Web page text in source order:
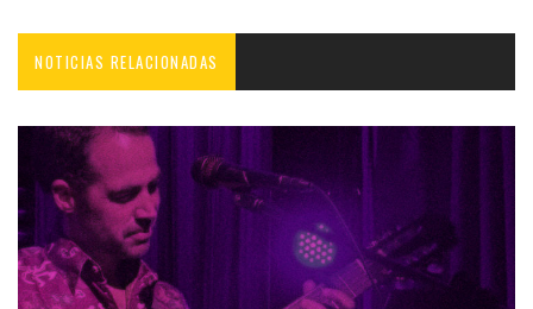
NOTICIAS RELACIONADAS